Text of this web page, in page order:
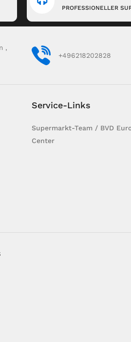
PROFESSIONELLER
,
+496218202828
Service-Links
Supermarkt-Team / BVD
Center